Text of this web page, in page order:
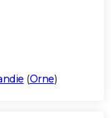
(Orne)